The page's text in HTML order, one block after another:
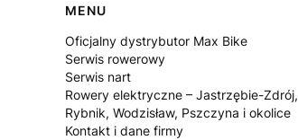
Linki w stopce
MENU
Oficjalny dystrybutor Max Bike
Serwis rowerowy
Serwis nart
Rowery elektryczne – Jastrzębie-Zdrój,
Rybnik, Wodzisław, Pszczyna i okolice
Kontakt i dane firmy